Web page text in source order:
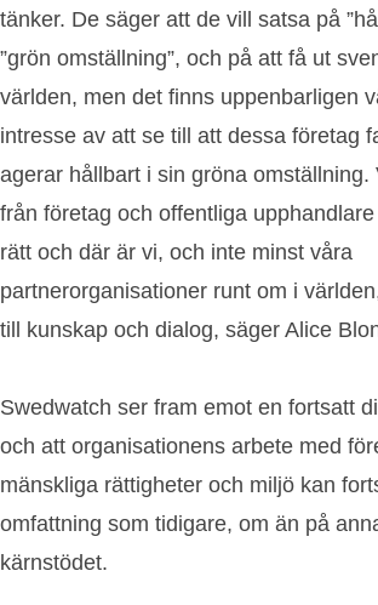
tänker. De säger att de vill satsa på
”grön omställning”, och på att få ut
världen, men det finns uppenbarligen
intresse av att se till att dessa företag
agerar hållbart i sin gröna omställning.
från företag och offentliga
rätt och där är vi, och inte minst våra
partnerorganisationer runt om i
till kunskap och dialog, säger Alice
Swedwatch ser fram emot en fortsatt
och att organisationens arbete med
mänskliga rättigheter och miljö kan
omfattning som tidigare, om än på
kärnstödet.